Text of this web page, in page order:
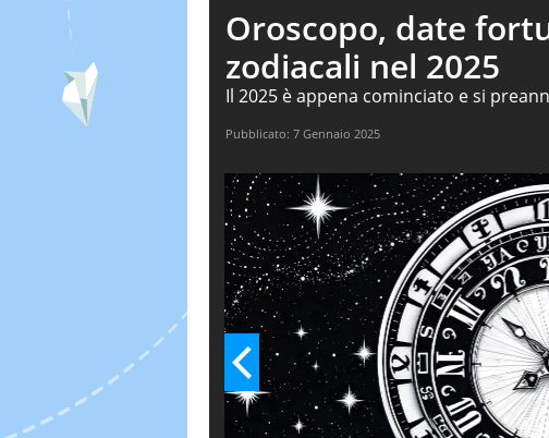
Oroscopo, date
zodiacali nel 2025
Il 2025 è appena cominciato e si
speciali per ogni segno zodiacale.
numerologia, è possibile individuare
progetti importanti, iniziative
giorni segnare in calendario per
Pubblicato: 7 Gennaio 2025